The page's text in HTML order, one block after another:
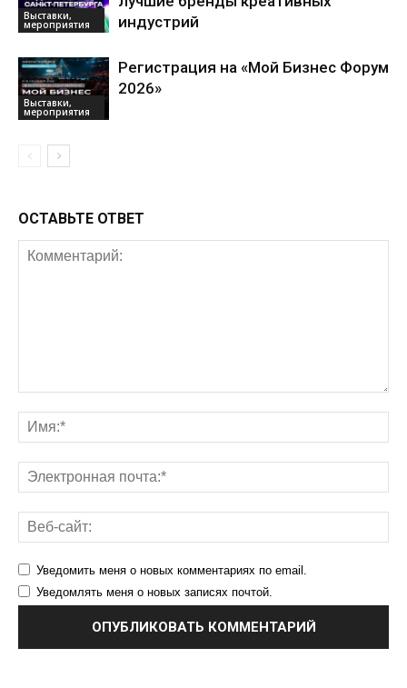
Выставки,
мероприятия
индустрий
Выставки,
мероприятия
Регистрация на «Мой Бизнес Форум
2026»
ОСТАВЬТЕ ОТВЕТ
Уведомить меня о новых комментариях по email.
Уведомлять меня о новых записях почтой.